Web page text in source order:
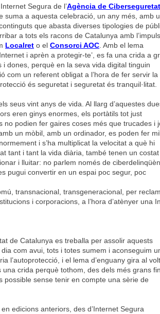
Segura de l’Agència de
suma a aquesta celebració, un any més, amb
que abasta diverses tipologies de
a tots els racons de Catalunya amb l’impuls
Localret o elConsorci AOC . Amb el lema
i aprèn a protegir-te’, es fa una crida a
i dones, perquè en la seva vida digital tinguin
com un referent obligat a l’hora de fer servir la
és seguretat i seguretat és tranquil·litat.
seus vint anys de vida. Al llarg d’aquestes
eren ginys enormes, els portàtils tot just
podien fer gaires coses més que trucades i
un mòbil, amb un ordinador, es poden fer
i s’ha multiplicat la velocitat a què hi
tant i tant la vida diària, també tenen un costat
i lluitar: no parlem només de
pugui convertir en un espai poc segur, poc
transnacional, transgeneracional, per
i corporacions, a l’hora d’atènyer una
de Catalunya es treballa per assolir aquests
com avui, tots i totes sumem i aconseguim
l’autoprotecció, i el lema d’enguany gira al
una crida perquè tothom, des dels més grans
possible sense tenir en compte una sèrie de
en edicions anteriors, des d’Internet Segura